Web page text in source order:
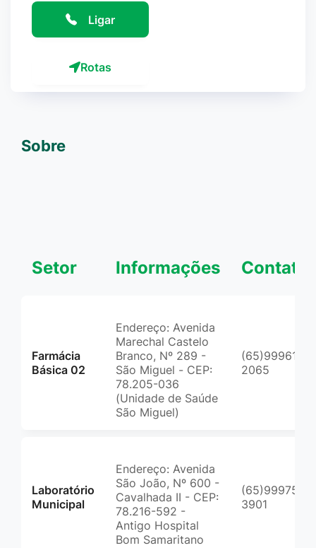
Ligar
Rotas
Sobre
Setor Informações
Farmácia
Básica 02
Endereço: Avenida
Marechal Castelo
Branco, Nº 289 -
São Miguel - CEP:
78.205-036
(Unidade de Saúde
São Miguel)
(65)99961-
2065
Laboratório
Municipal
Endereço: Avenida
São João, Nº 600 -
Cavalhada II - CEP:
78.216-592 -
Antigo Hospital
Bom Samaritano
(65)99975-
3901